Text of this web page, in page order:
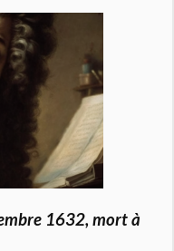
1632, mort à